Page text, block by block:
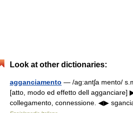
Look at other dictionaries:
agganciamento — /ag:antʃa mento/
[atto, modo ed effetto dell agganciare]
collegamento, connessione. ◀▶